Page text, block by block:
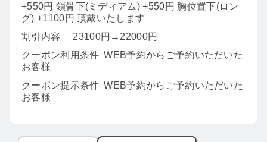
+550円 鎖骨下(ミディアム) +550円 胸位置下(ロン
グ) +1100円 頂戴いたします
割引内容
23100円→22000円
クーポン利用条件 WEB予約からご予約いただいた
お客様
クーポン提示条件 WEB予約からご予約いただいた
お客様